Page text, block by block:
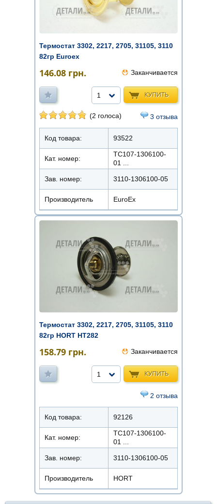
Термостат 3302, 2217, 2705, 31105, 3110
82гр Euroex
146.08 грн. Заканчивается
КУПИТЬ
1
(2 голоса) 3 отзыва
Код товара: 93522
Кат. номер:
ТС107-1306100-
01 ...
Зав. номер: 3110-1306100-05
Производитель EuroEx
Термостат 3302, 2217, 2705, 31105, 3110
82гр HORT HT282
158.79 грн. Заканчивается
КУПИТЬ
1
2 отзыва
Код товара: 92126
Кат. номер:
ТС107-1306100-
01 ...
Зав. номер: 3110-1306100-05
Производитель HORT